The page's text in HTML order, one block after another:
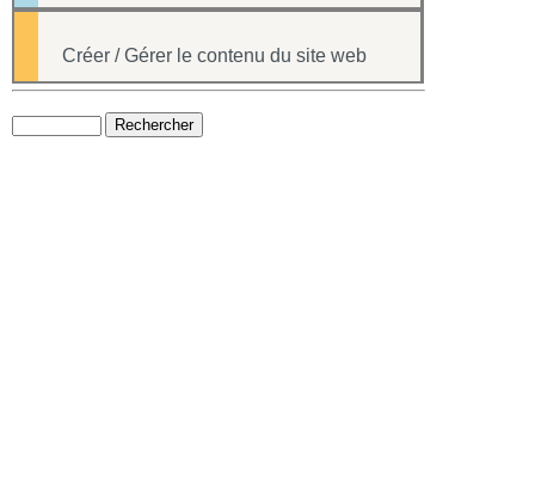
Créer / Gérer le contenu du site web